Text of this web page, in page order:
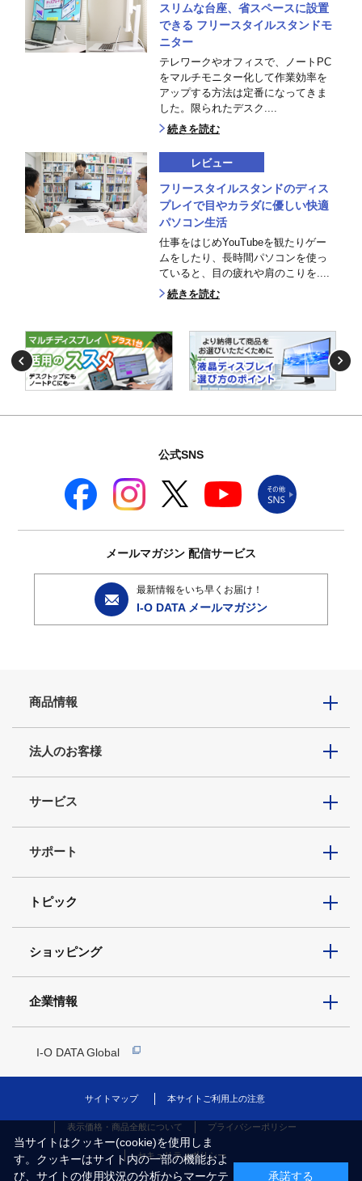
スリムな台座、省スペースに設置
できる フリースタイルスタンドモ
ニター
テレワークやオフィスで、ノートPC
をマルチモニター化して作業効率を
アップする方法は定番になってきま
した。限られたデスク....
続きを読む
レビュー
フリースタイルスタンドのディス
プレイで目やカラダに優しい快適
パソコン生活
仕事をはじめYouTubeを観たりゲー
ムをしたり、長時間パソコンを使っ
ていると、目の疲れや肩のこりを....
続きを読む
公式SNS
メールマガジン 配信サービス
最新情報をいち早くお届け！
I-O DATA メールマガジン
商品情報
法人のお客様
サービス
サポート
トピック
ショッピング
企業情報
I-O DATA Global
サイトマップ 本サイトご利用上の注意
表示価格・商品全般について プライバシーポリシー
セキュリティポリシー
当サイトはクッキー(cookie)を使用しま
す。クッキーはサイト内の一部の機能およ
び、サイトの使用状況の分析からマーケテ
承諾する